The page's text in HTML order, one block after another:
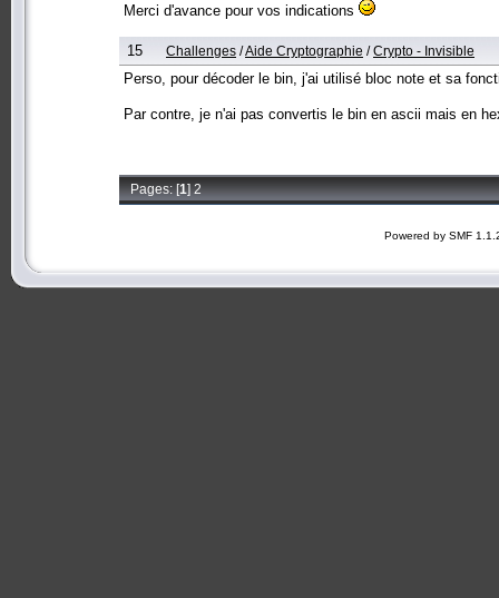
Merci d'avance pour vos indications
15 Challenges /Aide Cryptographie /Crypto - Invisible
Perso, pour décoder le bin, j'ai utilisé bloc note et sa
Par contre, je n'ai pas convertis le bin en ascii mais en
Pages: [1]2
Powered by SMF